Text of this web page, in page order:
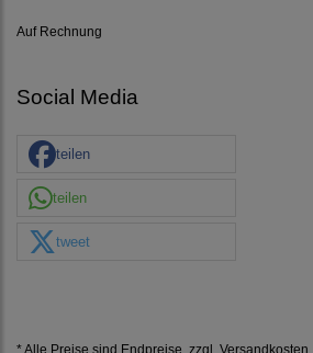
Auf Rechnung
Social Media
teilen
teilen
tweet
* Alle Preise sind Endpreise, zzgl. Versandkosten